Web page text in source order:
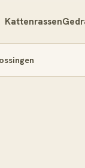
Kattenrassen